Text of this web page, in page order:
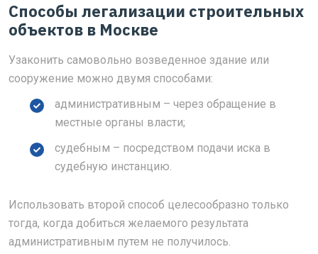
Способы легализации строительных
объектов в Москве
Узаконить самовольно возведенное здание или
сооружение можно двумя способами:
административным – через обращение в
местные органы власти;
судебным – посредством подачи иска в
судебную инстанцию.
Использовать второй способ целесообразно только
тогда, когда добиться желаемого результата
административным путем не получилось.